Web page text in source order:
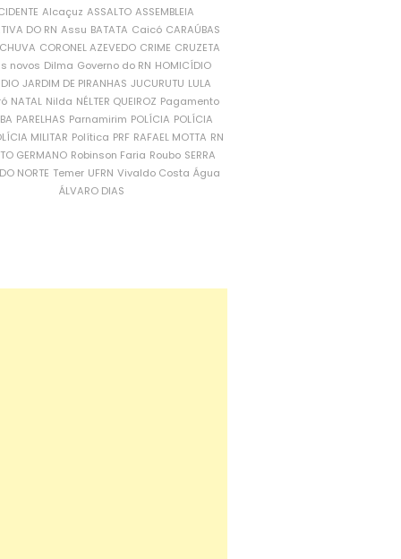
Alcaçuz ASSALTO ASSEMBLEIA
DO RN Assu BATATA Caicó CARAÚBAS
CORONEL AZEVEDO CRIME CRUZETA
novos Dilma Governo do RN HOMICÍDIO
JARDIM DE PIRANHAS JUCURUTU LULA
NATAL Nilda NÉLTER QUEIROZ Pagamento
PARELHAS Parnamirim POLÍCIA POLÍCIA
MILITAR Política PRF RAFAEL MOTTA RN
GERMANO Robinson Faria Roubo SERRA
NORTE Temer UFRN Vivaldo Costa Água
ÁLVARO DIAS